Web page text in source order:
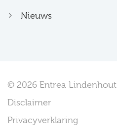
Nieuws
© 2026 Entrea Lindenhout
Disclaimer
Privacyverklaring